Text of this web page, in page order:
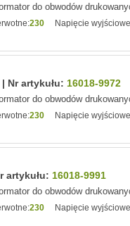
do obwodów
230 Napięcie
Nr artykułu: 16018-9972
do obwodów
230 Napięcie
artykułu: 16018-9991
do obwodów
230 Napięcie